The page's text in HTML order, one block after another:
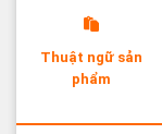
Thuật ngữ sản
phẩm